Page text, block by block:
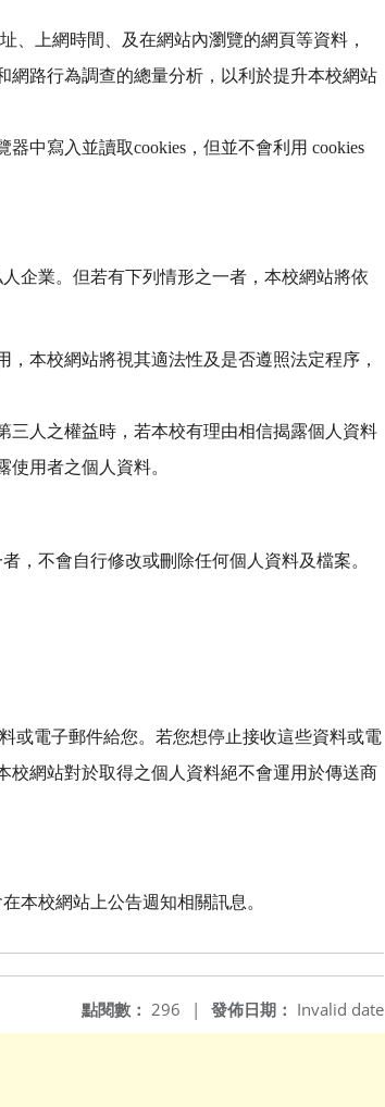
、上網時間、及在網站內瀏覽的網頁等資料，
網路行為調查的總量分析，以利於提升本校網站
中寫入並讀取cookies，但並不會利用 cookies
企業。但若有下列情形之一者，本校網站將依
本校網站將視其適法性及是否遵照法定程序，
三人之權益時，若本校有理由相信揭露個人資料
用者之個人資料。
，不會自行修改或刪除任何個人資料及檔案。
或電子郵件給您。若您想停止接收這些資料或電
校網站對於取得之個人資料絕不會運用於傳送商
本校網站上公告週知相關訊息。
發佈日期： Invalid date
點閱數： 296 |